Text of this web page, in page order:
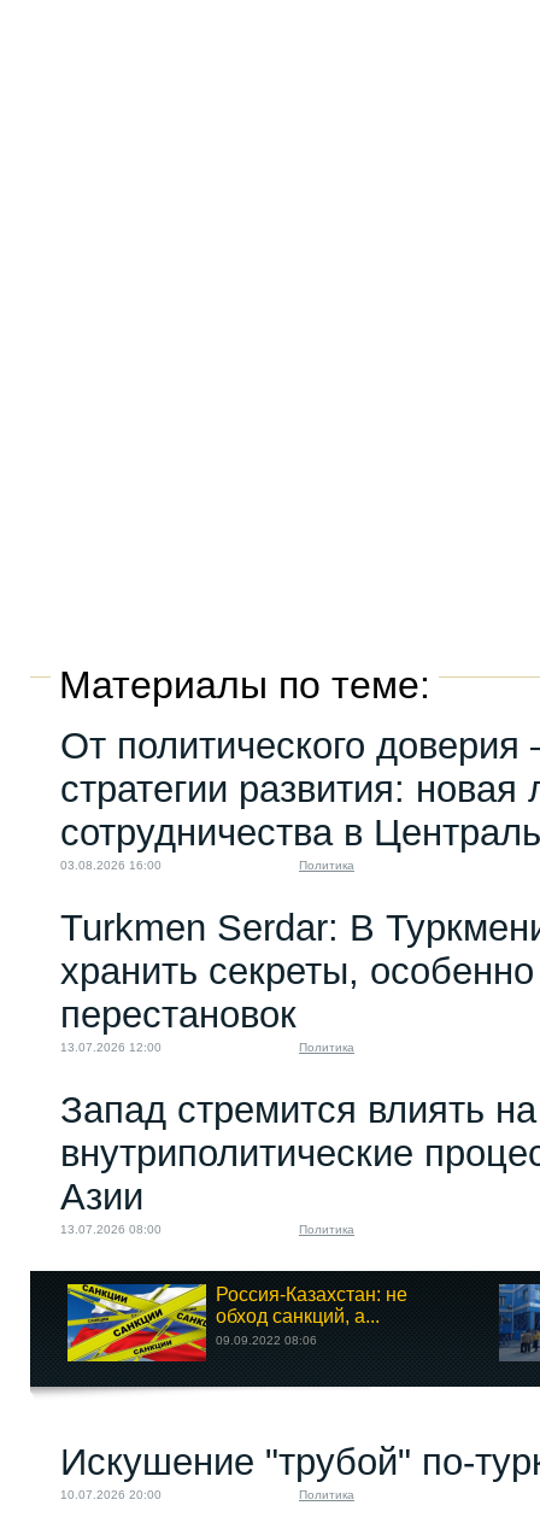
Материалы по теме:
От политического
стратегии развития: новая
сотрудничества в
03.08.2026 16:00 Политика
Turkmen Serdar: В
хранить секреты,
перестановок
13.07.2026 12:00 Политика
Запад стремится влиять на
внутриполитические
Азии
13.07.2026 08:00 Политика
Россия-Казахстан: не
обход санкций, а...
09.09.2022 08:06
Искушение "трубой" по-
10.07.2026 20:00 Политика